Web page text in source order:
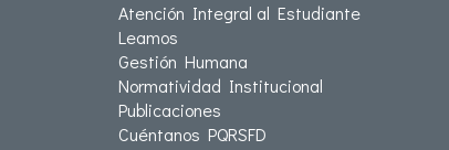
Atención Integral al Estudiante
Leamos
Gestión Humana
Normatividad Institucional
Publicaciones
Cuéntanos PQRSFD